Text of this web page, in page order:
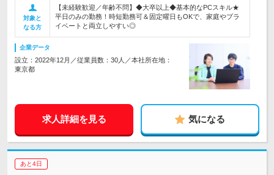
対象と
なる方
【未経験歓迎／年齢不問】◆大卒以上◆基本的なPCスキル★
平日のみの勤務！時短勤務可＆固定曜日もOKで、家庭やプラ
イベートと両立しやすい◎
企業データ
設立：2022年12月／従業員数：30人／本社所在地：
東京都
求人詳細を見る 気になる
あと4日